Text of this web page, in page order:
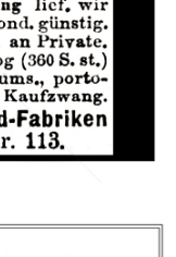
Kreiensen
Kreiensen
1911
Bild-ID: 42231